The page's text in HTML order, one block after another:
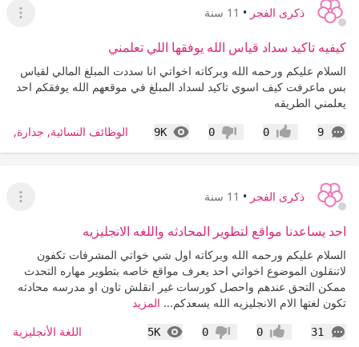
ذكرى الفجر • 11 سنة
عرض
كيفيه تاكيد سداد قياس الله يوفقها اللي تعلمني
السلام عليكم ورحمه الله وبركاته اخواتي انا سددت المبلغ المالي لقياس
بس ماعرفت كيف اسوي تاكيد لسداد المبلغ في موقعهم الله يوفقكم احد
يعلمني الطريقه
9
التعليقات إعجاب0 عدم إعجاب
0
9K
المشاهدات الوظائف النسائية, جدارة,
ذكرى الفجر • 11 سنة
عرض
احد يساعدنا مواقع لتطوير المحادثه واللغه الانجليزيه
السلام عليكم ورحمه الله وبركاته اول شي خواتي المشرفات تكفون
لاتنقلون الموضوع اخواتي احد يعرف مواقع خاصه بتطوير مهاره التحدث
ممكن التحق عندهم واحصل كورسات غير انقلش تاون او مدرسه محادثه
تكون لغتها الام الانجليزيه الله يسعدكم... المزيد
31
التعليقات إعجاب0 عدم إعجاب
0
5K
المشاهدات اللغة الأنجليزية